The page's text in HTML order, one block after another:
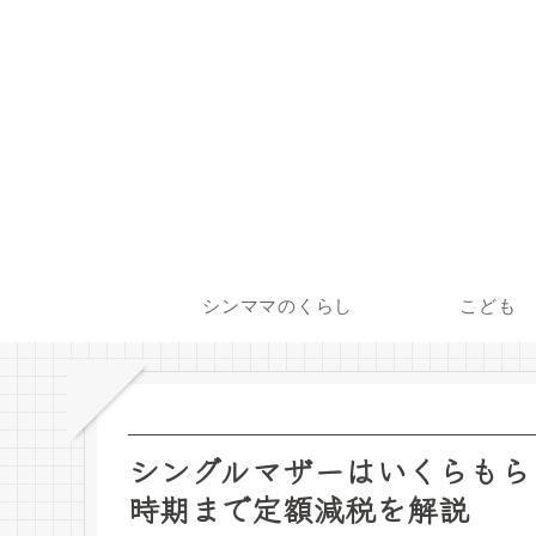
シンママのくらし こども
シングルマザーはいくらも
時期まで定額減税を解説